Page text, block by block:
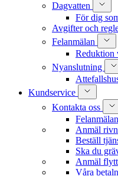
Dagvatten
För dig
Avgifter och
Felanmälan
Reduktion
Nyanslutning
Kundservice
Kontakta oss
Felanmälan
Anmäl
Beställ
Ska du
Anmäl flytt
Våra